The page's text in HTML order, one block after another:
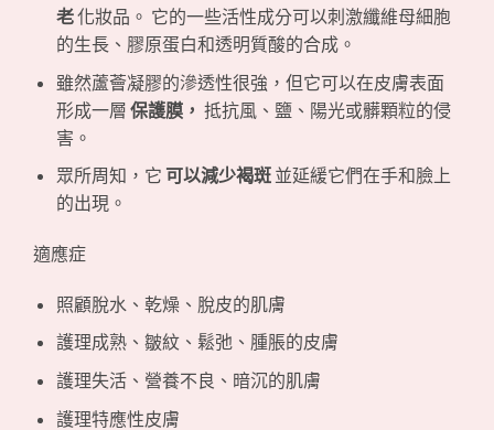
老化妝品。 它的一些活性成分可以刺激纖維母細胞
的生長、膠原蛋白和透明質酸的合成。
雖然蘆薈凝膠的滲透性很強，但它可以在皮膚表面
形成一層 保護膜， 抵抗風、鹽、陽光或髒顆粒的侵
害。
眾所周知，它 可以減少褐斑 並延緩它們在手和臉上
的出現。
適應症
照顧脫水、乾燥、脫皮的肌膚
護理成熟、皺紋、鬆弛、腫脹的皮膚
護理失活、營養不良、暗沉的肌膚
護理特應性皮膚